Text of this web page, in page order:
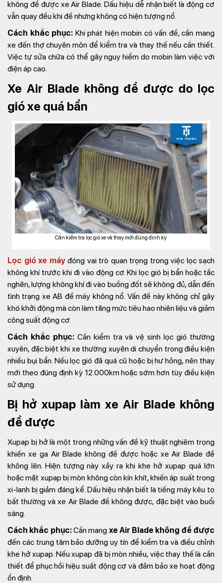
không đề được xe Air Blade. Dấu hiệu dễ nhận biết là động cơ
vẫn quay đều khi đề nhưng không có hiện tượng nổ.
Cách khắc phục: Khi phát hiện mobin có vấn đề, cần mang
xe đến thợ chuyên môn để kiểm tra và thay thế nếu cần thiết.
Việc tự sửa chữa có thể gây nguy hiểm do mobin làm việc với
điện áp cao.
Xe Air Blade không đề được do lọc
gió xe quá bẩn
Cần kiểm tra lọc gió xe và thay mới đúng định kỳ
Lọc gió xe máyđóng vai trò quan trọng trong việc lọc sạch
không khí trước khi đi vào động cơ. Khi lọc gió bị bẩn hoặc tắc
nghẽn, lượng không khí đi vào buồng đốt sẽ không đủ, dẫn đến
tình trạng xe AB đề máy không nổ. Vấn đề này không chỉ gây
khó khởi động mà còn làm tăng mức tiêu hao nhiên liệu và giảm
công suất động cơ.
Cách khắc phục:Cần kiểm tra và vệ sinh lọc gió thường
xuyên, đặc biệt khi xe thường xuyên di chuyển trong điều kiện
nhiều bụi bẩn. Nếu lọc gió đã quá cũ hoặc bị hư hỏng, nên thay
mới theo đúng định kỳ 12.000km hoặc sớm hơn tùy điều kiện
sử dụng.
Bị hở xupap làm xe Air Blade không
đề được
Xupap bị hở là một trong những vấn đề kỹ thuật nghiêm trọng
khiến xe ga Air Blade không đề được​ hoặc xe Air Blade đề
không lên. Hiện tượng này xảy ra khi khe hở xupap quá lớn
hoặc mặt xupap bị mòn không còn kín khít, khiến áp suất trong
xi-lanh bị giảm đáng kể. Dấu hiệu nhận biết là tiếng máy kêu to
bất thường và xe Air Blade đề không được, đặc biệt vào buổi
sáng.
Cách khắc phục:Cần mang xe Air Blade không đề được
đến các trung tâm bảo dưỡng uy tín để kiểm tra và điều chỉnh
khe hở xupap. Nếu xupap đã bị mòn nhiều, việc thay thế là cần
thiết để phục hồi hiệu suất động cơ và đảm bảo xe hoạt động
ổn định.